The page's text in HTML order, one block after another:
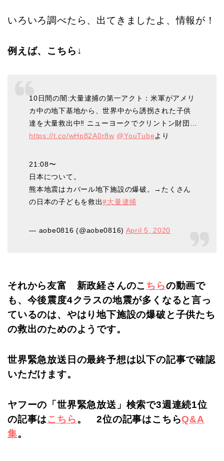
いろいろ調べたら、出てきましたよ、情報が！
例えば、こちら↓
10日間の闇:大量逮捕の第一アクト：米軍がアメリ
カ中の地下基地から、世界中から誘拐された子供
達を大量救出中‼︎ ニューヨークでクリントン財団…
https://t.co/wHp82A0r8w @YouTubeより
21:08〜
日本について。
熊本地震はカバール地下施設の爆破。→たくさん
の日本の子どもを救出#大量逮捕
— aobe0816 (@aobe0816) April 5, 2020
それから友富 新政経さんのこ ちらの動画で
も、今後震度4クラスの地震が多くなると言っ
ているのは、やはり地下施設の爆破と子供たち
の救出のためのようです。
世界緊急放送日の最終予想は以下の記事で確認
いただけます。
ヤフーの「世界緊急放送」検索で3週連続1位
の記事はこちら 。 2位の記事はこちらQ&A
集。